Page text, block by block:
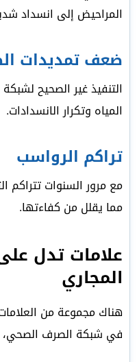
المراحيض إلى انسداد
ضعف تمديدات
التنفيذ غير الصحيح
المياه وتكرار الانسدادات.
تراكم الرواسب
مع مرور السنوات تتراكم
مما يقلل من كفاءتها.
علامات تدل
المجاري
هناك مجموعة من
في شبكة الصرف الصحي،